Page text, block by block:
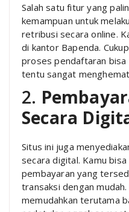
Salah satu fitur yang
kemampuan untuk
retribusi secara online.
di kantor Bapenda.
proses pendaftaran bisa
tentu sangat
2.
Secara
Situs ini juga
secara digital. Kamu
pembayaran yang
transaksi dengan
memudahkan terutama